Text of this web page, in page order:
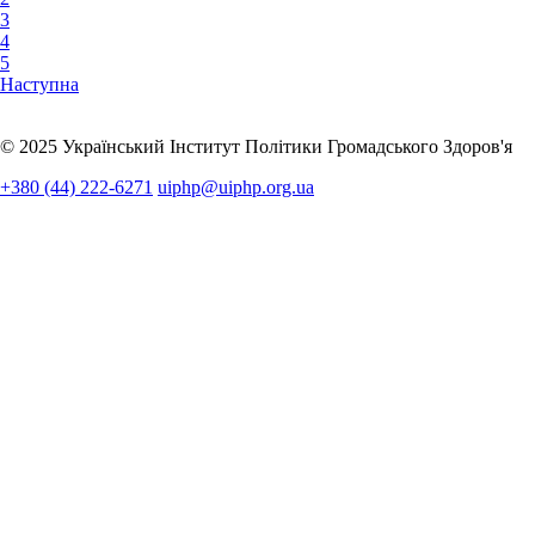
3
4
5
Наступна
© 2025 Український Інститут Політики Громадського Здоров'я
+380 (44) 222-6271 uiphp@uiphp.org.ua